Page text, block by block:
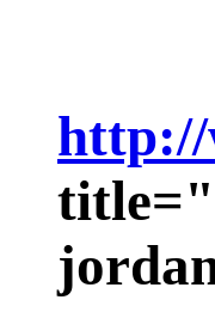
http://